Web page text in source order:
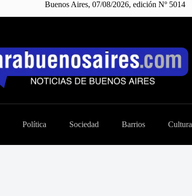
Buenos Aires, 07/08/2026, edición Nº 5014
Política Sociedad Barrios Cultura